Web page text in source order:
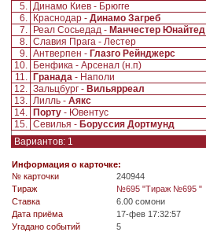
5. Динамо Киев - Брюгге
6.
Краснодар - Динамо Загреб
7.
Реал Сосьедад - Манчестер Юнайтед
8. Славия Прага - Лестер
9. Антверпен - Глазго Рейнджерс
10.
Бенфика - Арсенал (н.п)
11.
Гранада - Наполи
12. Зальцбург - Вильярреал
13. Лилль - Аякс
14.
Порту - Ювентус
15. Севилья - Боруссия Дортмунд
Вариантов: 1
Информация о карточке:
№ карточки
240944
Tираж
№695 "Тираж №695 "
Ставка
6.00 сомони
Дата приёма
17-фев 17:32:57
Угадано событий
5